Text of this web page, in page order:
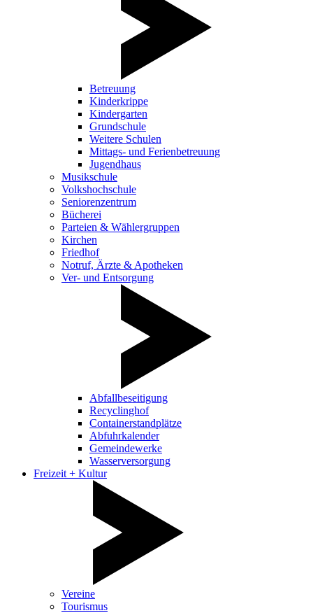
Betreuung
Kinderkrippe
Kindergarten
Grundschule
Weitere Schulen
Mittags- und Ferienbetreuung
Jugendhaus
Musikschule
Volkshochschule
Seniorenzentrum
Bücherei
Parteien & Wählergruppen
Kirchen
Friedhof
Notruf, Ärzte & Apotheken
Ver- und Entsorgung
Abfallbeseitigung
Recyclinghof
Containerstandplätze
Abfuhrkalender
Gemeindewerke
Wasserversorgung
Freizeit + Kultur
Vereine
Tourismus